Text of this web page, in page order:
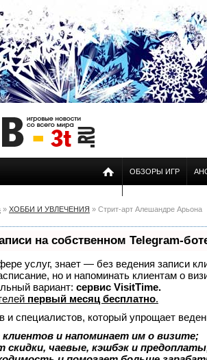
ОБЗОРЫ ИГР
» ХОББИ И УВЛЕЧЕНИЯ » Стрит-арт Алешандре Арьона
на собственном Telegram-
услуг, знает — без ведения записи
но и напоминать клиентам о
вариант: сервис VisitTime.
первый месяц бесплатно.
и специалистов, который упрощает
и напоминает им о визите;
скидки, чаевые, кэшбэк и